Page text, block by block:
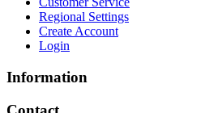
Regional Settings
Create Account
Login
Information